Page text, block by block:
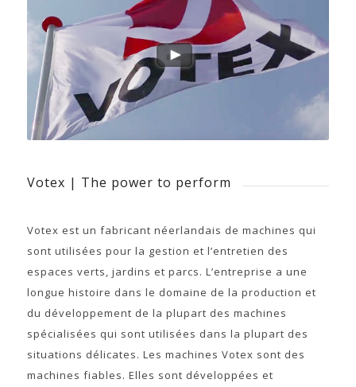
Votex | The power to perform
Votex est un fabricant néerlandais de machines qui
sont utilisées pour la gestion et l’entretien des
espaces verts, jardins et parcs. L’entreprise a une
longue histoire dans le domaine de la production et
du développement de la plupart des machines
spécialisées qui sont utilisées dans la plupart des
situations délicates. Les machines Votex sont des
machines fiables. Elles sont développées et